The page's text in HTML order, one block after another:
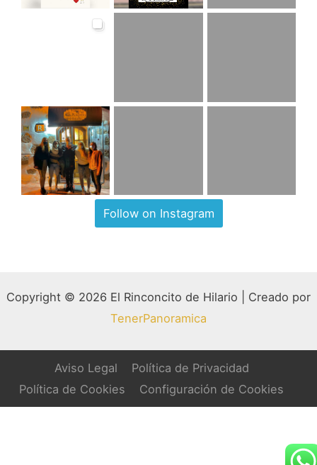
Follow on Instagram
Copyright © 2026 El Rinconcito de Hilario | Creado por
TenerPanoramica
Aviso Legal
Política de Privacidad
Política de Cookies
Configuración de Cookies